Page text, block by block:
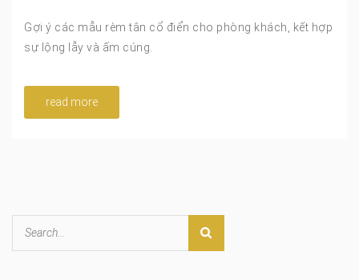
Gợi ý các mẫu rèm tân cổ điển cho phòng khách, kết hợp
sự lộng lẫy và ấm cúng.
read more